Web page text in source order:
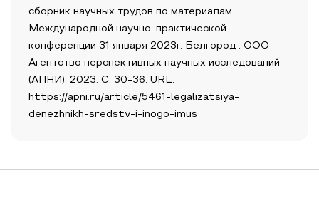
сборник научных трудов по материалам
Международной научно-практической
конференции 31 января 2023г. Белгород : ООО
Агентство перспективных научных исследований
(АПНИ), 2023. С. 30-36. URL:
https://apni.ru/article/5461-legalizatsiya-
denezhnikh-sredstv-i-inogo-imus